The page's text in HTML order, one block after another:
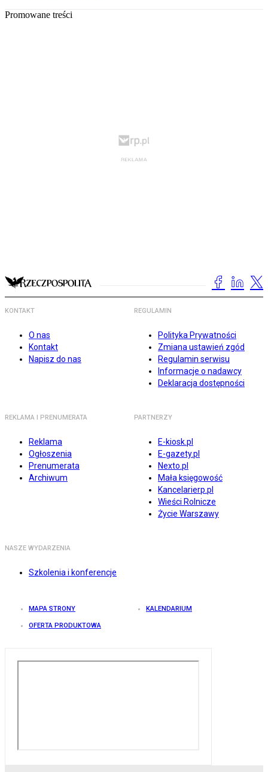
Promowane treści
KONTAKT
O nas
Kontakt
Napisz do nas
REGULAMIN
Polityka Prywatności
Zmiana ustawień zgód
Regulamin serwisu
Informacje o nadawcy
Deklaracja dostępności
REKLAMA I PRENUMERATA
Reklama
Ogłoszenia
Prenumerata
Archiwum
PARTNERZY
E-kiosk.pl
E-gazety.pl
Nexto.pl
Mała księgowość
Kancelarierp.pl
Wieści Rolnicze
Życie Warszawy
NASZE WYDARZENIA
Szkolenia i konferencje
MAPA STRONY KALENDARIUM
OFERTA PRODUKTOWA